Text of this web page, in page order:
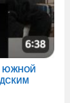
ЮЖНОЙ